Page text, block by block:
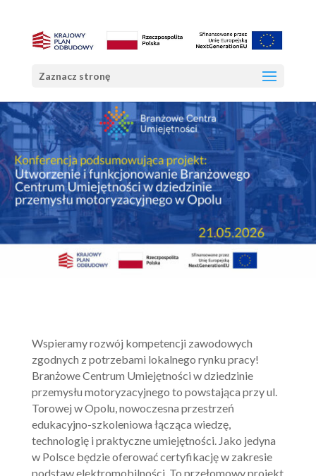
Zaznacz stronę
Wspieramy rozwój kompetencji zawodowych
zgodnych z potrzebami lokalnego rynku pracy!
Branżowe Centrum Umiejętności w dziedzinie
przemysłu motoryzacyjnego to powstająca przy ul.
Torowej w Opolu, nowoczesna przestrzeń
edukacyjno-szkoleniowa łącząca wiedzę,
technologię i praktyczne umiejętności. Jako jedyna
w Polsce będzie oferować certyfikację w zakresie
podstaw elektromobilności. To przełomowy projekt